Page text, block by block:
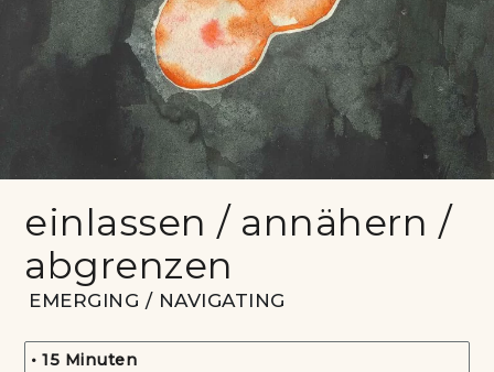
einlassen / annähern /
abgrenzen
EMERGING / NAVIGATING
• 15 Minuten